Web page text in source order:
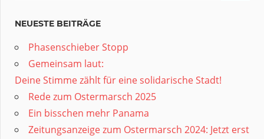
NEUESTE BEITRÄGE
Phasenschieber Stopp
Gemeinsam laut:
Deine Stimme zählt für eine solidarische Stadt!
Rede zum Ostermarsch 2025
Ein bisschen mehr Panama
Zeitungsanzeige zum Ostermarsch 2024: Jetzt erst